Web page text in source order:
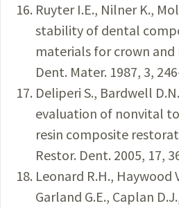
Ruyter I.E., Nilner K.,
stability of dental
materials for crown and
Dent. Mater. 1987, 3,
Deliperi S., Bardwell
evaluation of nonvital
resin composite
Restor. Dent. 2005, 17,
Leonard R.H., Haywood
Garland G.E., Caplan